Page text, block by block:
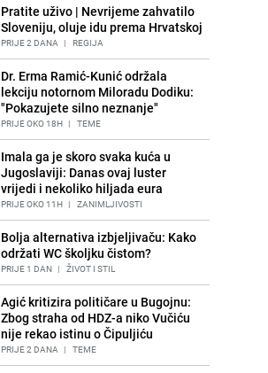
Pratite uživo | Nevrijeme zahvatilo
Sloveniju, oluje idu prema Hrvatskoj
PRIJE 2 DANA | REGIJA
Dr. Erma Ramić-Kunić održala
lekciju notornom Miloradu Dodiku:
"Pokazujete silno neznanje"
PRIJE OKO 18H | TEME
Imala ga je skoro svaka kuća u
Jugoslaviji: Danas ovaj luster
vrijedi i nekoliko hiljada eura
PRIJE OKO 11H | ZANIMLJIVOSTI
Bolja alternativa izbjeljivaču: Kako
održati WC školjku čistom?
PRIJE 1 DAN | ŽIVOT I STIL
Agić kritizira političare u Bugojnu:
Zbog straha od HDZ-a niko Vučiću
nije rekao istinu o Čipuljiću
PRIJE 2 DANA | TEME